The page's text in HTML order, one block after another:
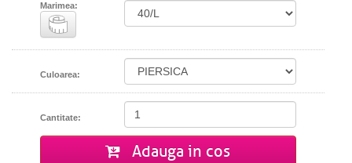
Marimea:
Culoarea:
Cantitate:
Adauga in cos